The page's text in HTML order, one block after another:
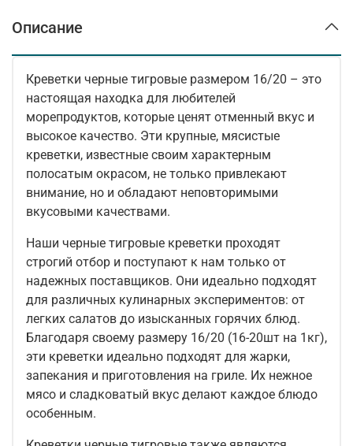
Описание
Креветки черные тигровые размером 16/20 – это
настоящая находка для любителей
морепродуктов, которые ценят отменный вкус и
высокое качество. Эти крупные, мясистые
креветки, известные своим характерным
полосатым окрасом, не только привлекают
внимание, но и обладают неповторимыми
вкусовыми качествами.
Наши черные тигровые креветки проходят
строгий отбор и поступают к нам только от
надежных поставщиков. Они идеально подходят
для различных кулинарных экспериментов: от
легких салатов до изысканных горячих блюд.
Благодаря своему размеру 16/20 (16-20шт на 1кг),
эти креветки идеально подходят для жарки,
запекания и приготовления на гриле. Их нежное
мясо и сладковатый вкус делают каждое блюдо
особенным.